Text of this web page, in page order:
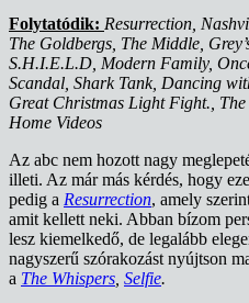
Folytatódik: Resurrection,
The Goldbergs, The Middle,
S.H.I.E.L.D, Modern Family,
Scandal, Shark Tank, Dancing
Great Christmas Light Fight., The
Home Videos
Az abc nem hozott nagy
illeti. Az már más kérdés, hogy
pedig a Resurrection, amely
amit kellett neki. Abban bízom
lesz kiemelkedő, de legalább
nagyszerű szórakozást nyújtson
a The Whispers, Selfie.